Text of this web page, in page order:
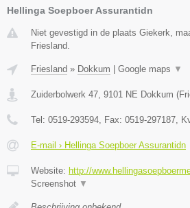
Hellinga Soepboer Assurantidn
Niet gevestigd in de plaats Giekerk,
Friesland.
Friesland » Dokkum Google maps ▼
Zuiderbolwerk 47, 9101 NE Dokkum (
Tel: 0519-293594, Fax: 0519-297187,
E-mail › Hellinga Soepboer Assurantidn
Website: http://
Screenshot ▼